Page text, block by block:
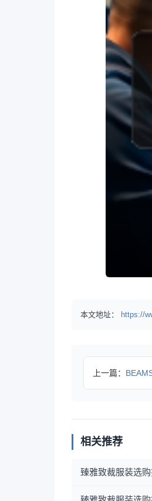
本文地址： https://
上一篇：
相关推荐
臻雅致裁服装选